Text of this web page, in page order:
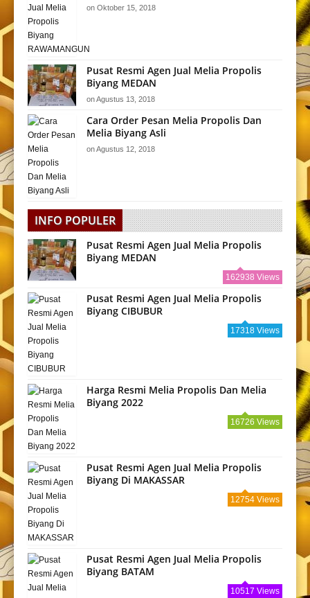
on Oktober 15, 2018
Pusat Resmi Agen Jual Melia Propolis
Biyang MEDAN
onAgustus 13, 2018
Cara Order Pesan Melia Propolis Dan
Melia Biyang Asli
onAgustus 12, 2018
INFO POPULER
Pusat Resmi Agen Jual Melia Propolis
Biyang MEDAN
162938 Views
Pusat Resmi Agen Jual Melia Propolis
Biyang CIBUBUR
17318 Views
Harga Resmi Melia Propolis Dan Melia
Biyang 2022
16726 Views
Pusat Resmi Agen Jual Melia Propolis
Biyang Di MAKASSAR
12754 Views
Pusat Resmi Agen Jual Melia Propolis
Biyang BATAM
10517 Views